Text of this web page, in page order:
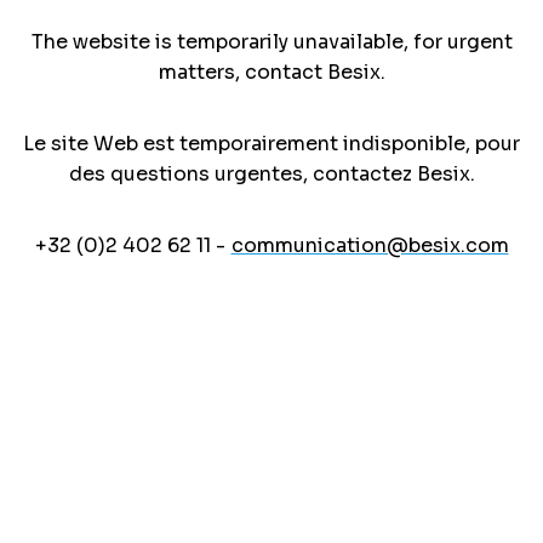
The website is temporarily unavailable, for urgent
matters, contact Besix.
Le site Web est temporairement indisponible, pour
des questions urgentes, contactez Besix.
+32 (0)2 402 62 11 - communication@besix.com